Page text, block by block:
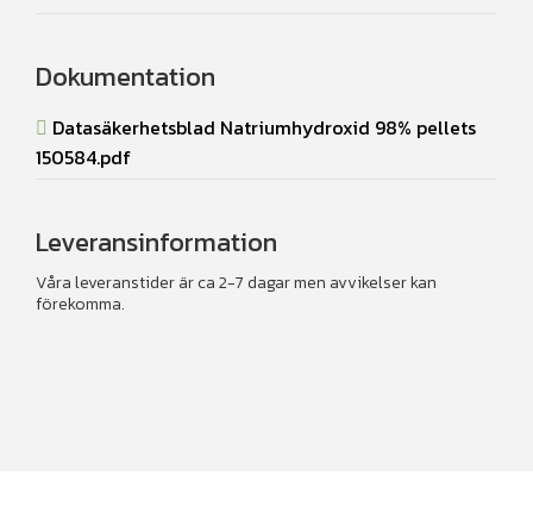
Dokumentation
Datasäkerhetsblad Natriumhydroxid 98% pellets
150584.pdf
Leveransinformation
Våra leveranstider är ca 2-7 dagar men avvikelser kan
förekomma.